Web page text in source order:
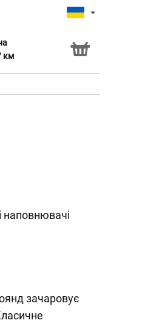
км
наповнювачі
зачаровує